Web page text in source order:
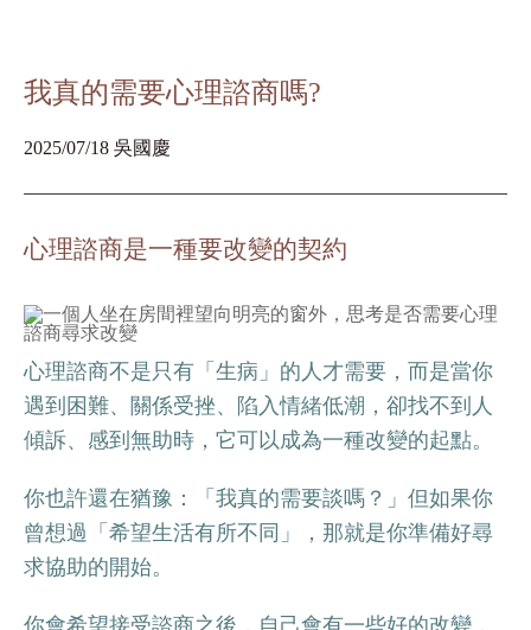
我真的需要心理諮商嗎?
2025/07/18 吳國慶
心理諮商是一種要改變的契約
心理諮商不是只有「生病」的人才需要，而是當你
遇到困難、關係受挫、陷入情緒低潮，卻找不到人
傾訴、感到無助時，它可以成為一種改變的起點。
你也許還在猶豫：「我真的需要談嗎？」但如果你
曾想過「希望生活有所不同」，那就是你準備好尋
求協助的開始。
你會希望接受諮商之後，自己會有一些好的改變，